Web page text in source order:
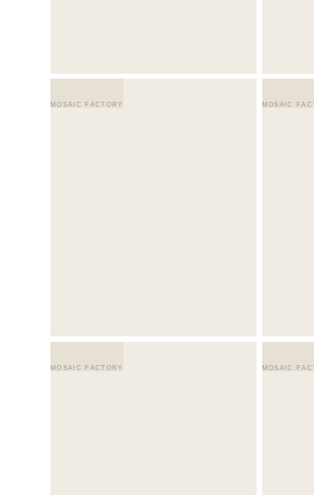
MOSAIC FACTORY MOSAIC
MOSAIC FACTORY MOSAIC